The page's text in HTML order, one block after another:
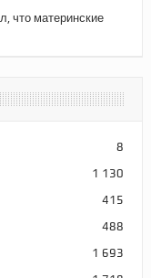
что материнские
8
1 130
415
488
1 693